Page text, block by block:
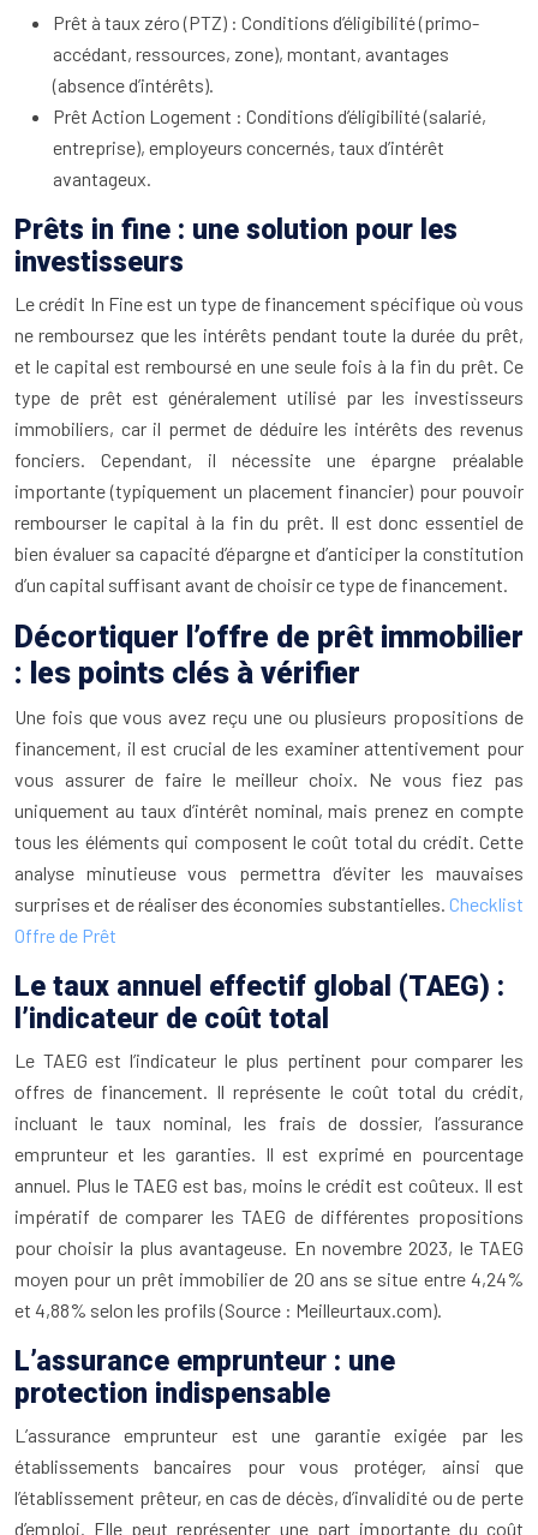
Prêt à taux zéro (PTZ) : Conditions d’éligibilité (primo-
accédant, ressources, zone), montant, avantages
(absence d’intérêts).
Prêt Action Logement : Conditions d’éligibilité (salarié,
entreprise), employeurs concernés, taux d’intérêt
avantageux.
Prêts in fine : une solution pour les
investisseurs
Le crédit In Fine est un type de financement spécifique où vous
ne remboursez que les intérêts pendant toute la durée du prêt,
et le capital est remboursé en une seule fois à la fin du prêt. Ce
type de prêt est généralement utilisé par les investisseurs
immobiliers, car il permet de déduire les intérêts des revenus
fonciers. Cependant, il nécessite une épargne préalable
importante (typiquement un placement financier) pour pouvoir
rembourser le capital à la fin du prêt. Il est donc essentiel de
bien évaluer sa capacité d’épargne et d’anticiper la constitution
d’un capital suffisant avant de choisir ce type de financement.
Décortiquer l’offre de prêt immobilier
: les points clés à vérifier
Une fois que vous avez reçu une ou plusieurs propositions de
financement, il est crucial de les examiner attentivement pour
vous assurer de faire le meilleur choix. Ne vous fiez pas
uniquement au taux d’intérêt nominal, mais prenez en compte
tous les éléments qui composent le coût total du crédit. Cette
analyse minutieuse vous permettra d’éviter les mauvaises
surprises et de réaliser des économies substantielles. Checklist
Offre de Prêt
Le taux annuel effectif global (TAEG) :
l’indicateur de coût total
Le TAEG est l’indicateur le plus pertinent pour comparer les
offres de financement. Il représente le coût total du crédit,
incluant le taux nominal, les frais de dossier, l’assurance
emprunteur et les garanties. Il est exprimé en pourcentage
annuel. Plus le TAEG est bas, moins le crédit est coûteux. Il est
impératif de comparer les TAEG de différentes propositions
pour choisir la plus avantageuse. En novembre 2023, le TAEG
moyen pour un prêt immobilier de 20 ans se situe entre 4,24%
et 4,88% selon les profils (Source : Meilleurtaux.com).
L’assurance emprunteur : une
protection indispensable
L’assurance emprunteur est une garantie exigée par les
établissements bancaires pour vous protéger, ainsi que
l’établissement prêteur, en cas de décès, d’invalidité ou de perte
d’emploi. Elle peut représenter une part importante du coût